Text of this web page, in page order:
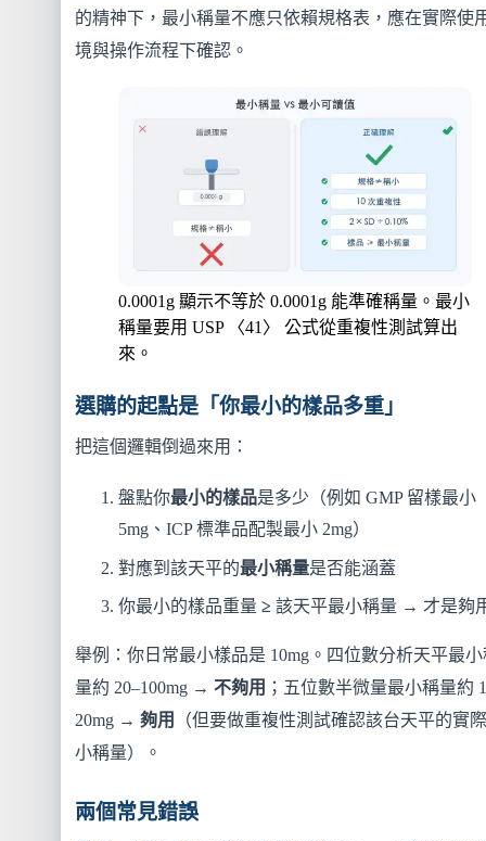
的精神下，最小稱量不應只依賴規格表，應在實際使
境與操作流程下確認。
0.0001g 顯示不等於 0.0001g 能準確稱量。最小
稱量要用 USP 〈41〉 公式從重複性測試算出
來。
選購的起點是「你最小的樣品多重」
把這個邏輯倒過來用：
盤點你最小的樣品是多少（例如 GMP 留樣最小
5mg、ICP 標準品配製最小 2mg）
對應到該天平的最小稱量是否能涵蓋
你最小的樣品重量 ≥ 該天平最小稱量 → 才是夠
舉例：你日常最小樣品是 10mg。四位數分析天平最小
量約 20–100mg → 不夠用 ；五位數半微量最小稱量約
20mg → 夠用
（但要做重複性測試確認該台天平的實
小稱量）。
兩個常見錯誤